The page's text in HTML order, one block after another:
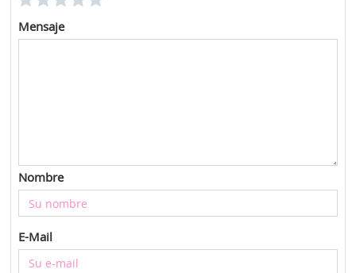
Mensaje
Nombre
E-Mail